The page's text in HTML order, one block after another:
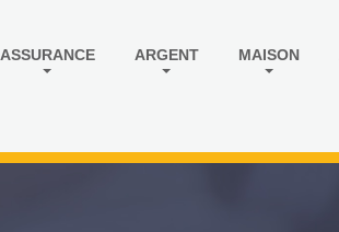
ASSURANCE ARGENT MAISON